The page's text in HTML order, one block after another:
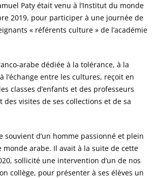
Paty était venu à l’Institut du monde
2019, pour participer à une journée de
« référents culture » de l’académie
arabe dédiée à la tolérance, à la
l’échange entre les cultures, reçoit en
classes d’enfants et des professeurs
des visites de ses collections et de sa
souvient d’un homme passionné et plein
arabe. Il avait à la suite de cette
sollicité une intervention d’un de nos
collège, pour présenter à ses élèves un